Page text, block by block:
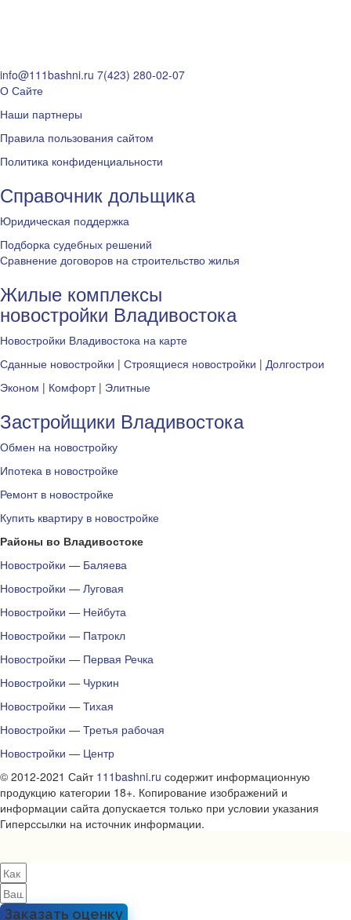
info@111bashni.ru 7(423) 280-02-07
О Сайте
Наши партнеры
Правила пользования сайтом
Политика конфиденциальности
Справочник дольщика
Юридическая поддержка
Подборка судебных решений
Сравнение договоров на строительство жилья
Жилые комплексы
новостройки Владивостока
Новостройки Владивостока на карте
Сданные новостройки | Строящиеся новостройки | Долгострои
Эконом | Комфорт| Элитные
Застройщики Владивостока
Обмен на новостройку
Ипотека в новостройке
Ремонт в новостройке
Купить квартиру в новостройке
Районы во Владивостоке
Новостройки — Баляева
Новостройки — Луговая
Новостройки — Нейбута
Новостройки — Патрокл
Новостройки — Первая Речка
Новостройки — Чуркин
Новостройки — Тихая
Новостройки — Третья рабочая
Новостройки — Центр
© 2012-2021 Сайт 111bashni.ru содержит информационную
продукцию категории 18+. Копирование изображений и
информации сайта допускается только при условии указания
Гиперссылки на источник информации.
Заказать оценку